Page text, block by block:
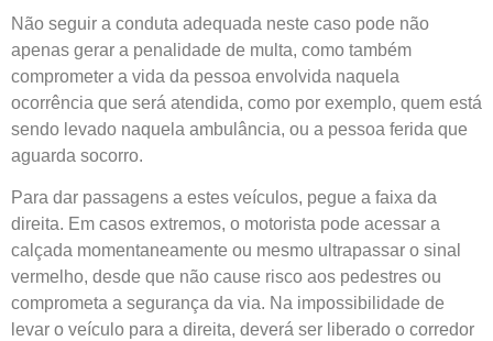
Não seguir a conduta adequada neste caso pode não
apenas gerar a penalidade de multa, como também
comprometer a vida da pessoa envolvida naquela
ocorrência que será atendida, como por exemplo, quem está
sendo levado naquela ambulância, ou a pessoa ferida que
aguarda socorro.
Para dar passagens a estes veículos, pegue a faixa da
direita. Em casos extremos, o motorista pode acessar a
calçada momentaneamente ou mesmo ultrapassar o sinal
vermelho, desde que não cause risco aos pedestres ou
comprometa a segurança da via. Na impossibilidade de
levar o veículo para a direita, deverá ser liberado o corredor